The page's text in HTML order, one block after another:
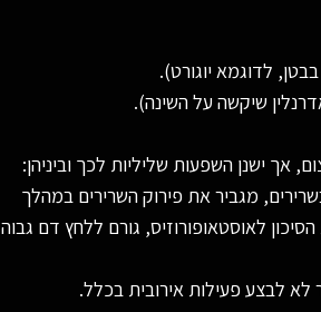
לדוגמא יוגורט).
אך ישנן השפעות שליליות לכך וביניהן:
מגביר את פירוק השרירים במהלך
לאוסטאופורוזיס, גורם ללחץ דם גבוה
לא לבצע פעילות אירובית בכלל.